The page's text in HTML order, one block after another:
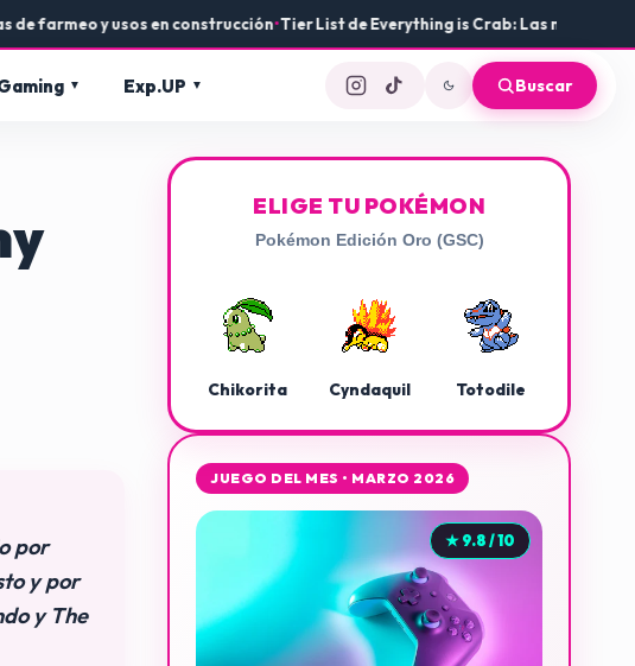
y usos en construcción•Tier List de Everything is Crab: Las mejores armas y
Exp.UP Buscar
por
y por
y The
ELIGE TU POKÉMON
Pokémon Edición Oro (GSC)
Chikorita Cyndaquil Totodile
JUEGO DEL MES • MARZO 2026
★ 9.8 / 10